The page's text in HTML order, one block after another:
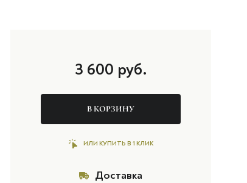
3 600 руб.
В КОРЗИНУ
ИЛИ КУПИТЬ В 1 КЛИК
Доставка